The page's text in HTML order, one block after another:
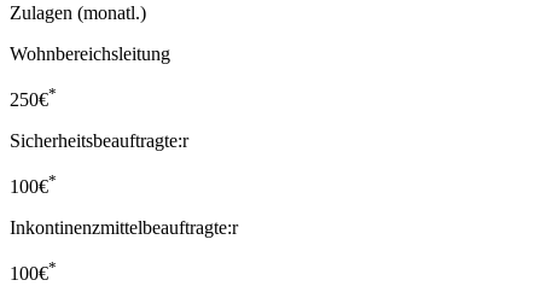
Zulagen (monatl.)
Wohnbereichsleitung
250€*
Sicherheitsbeauftragte:r
100€*
Inkontinenzmittelbeauftragte:r
100€*